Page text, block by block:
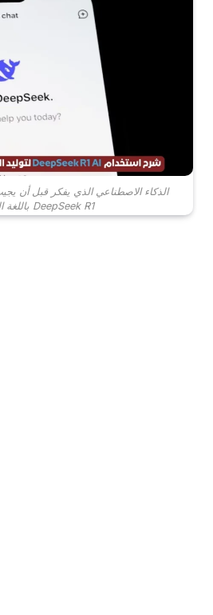
الذكاء الاصطناعي الذي يفكر قبل أن
DeepSeek R1 باللغة العربية